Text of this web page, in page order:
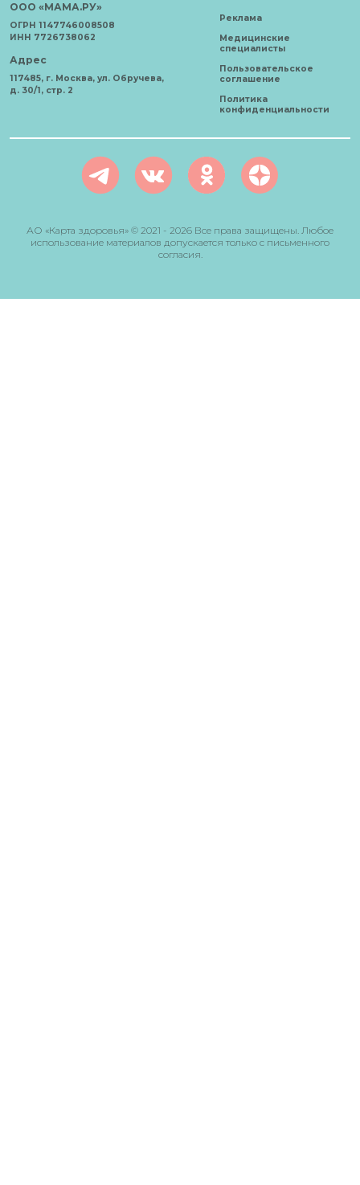
ООО «МАМА.РУ»
ОГРН 1147746008508
ИНН 7726738062
Адрес
117485, г. Москва, ул. Обручева,
д. 30/1, стр. 2
Реклама
Медицинские
специалисты
Пользовательское
соглашение
Политика
конфиденциальности
АО «Карта здоровья» © 2021 - 2026 Все права защищены. Любое
использование материалов допускается только с письменного
согласия.